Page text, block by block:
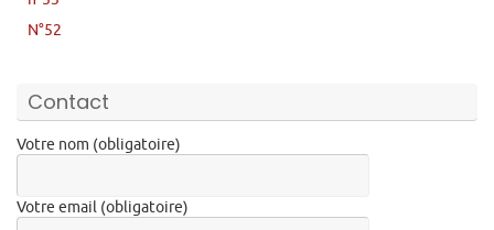
N°52
Contact
Votre nom (obligatoire)
Votre email (obligatoire)